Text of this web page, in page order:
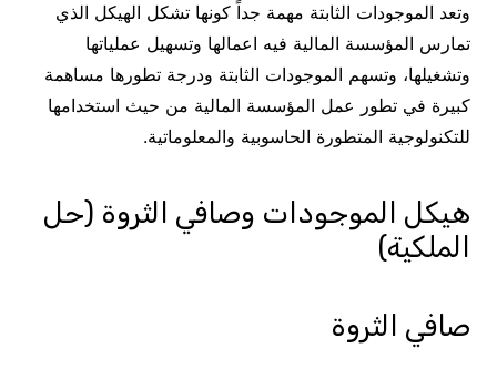
وتعد الموجودات الثابتة مهمة جداً كونها تشكل الهيكل الذي
تمارس المؤسسة المالية فيه اعمالها وتسهيل عملياتها
وتشغيلها، وتسهم الموجودات الثابتة ودرجة تطورها مساهمة
كبيرة في تطور عمل المؤسسة المالية من حيث استخدامها
للتكنولوجية المتطورة الحاسوبية والمعلوماتية.
هيكل الموجودات وصافي الثروة (حل
الملكية)
صافي الثروة